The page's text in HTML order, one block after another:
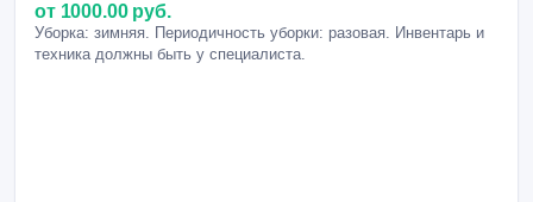
от 1000.00 руб.
Уборка: зимняя. Периодичность уборки: разовая. Инвентарь и
техника должны быть у специалиста.